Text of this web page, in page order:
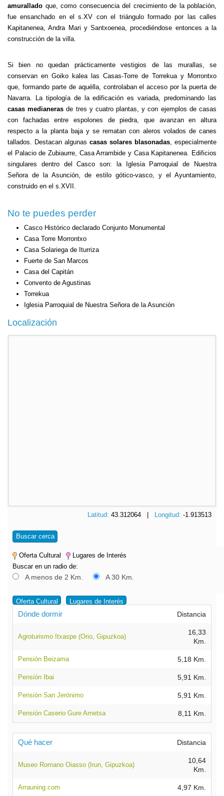
amurallado que, como consecuencia del crecimiento de la población,
fue ensanchado en el s.XV con el triángulo formado por las calles
Kapitanenea, Andra Mari y Santxoenea, procediéndose entonces a la
construcción de la villa.
Si bien no quedan prácticamente vestigios de las murallas, se
conservan en Goiko kalea las Casas-Torre de Torrekua y Morrontxo
que, formando parte de aquélla, controlaban el acceso por la puerta de
Navarra. La tipología de la edificación es variada, predominando las
casas medianeras de tres y cuatro plantas, y con ejemplos de casas
con fachadas entre espolones de piedra, que avanzan en altura
respecto a la planta baja y se rematan con aleros volados de canes
tallados. Destacan algunas casas solares blasonadas, especialmente
el Palacio de Zubiaurre, Casa Arrambide y Casa Kapitanenea. Edificios
singulares dentro del Casco son: la Iglesia Parroquial de Nuestra
Señora de la Asunción, de estilo gótico-vasco, y el Ayuntamiento,
construido en el s.XVII.
No te puedes perder
Casco Histórico declarado Conjunto Monumental
Casa Torre Morrontxo
Casa Solariega de Iturriza
Fuerte de San Marcos
Casa del Capitán
Convento de Agustinas
Torrekua
Iglesia Parroquial de Nuestra Señora de la Asunción
Localización
Latitud: 43.312064 | Longitud: -1.913513
Buscar cerca
Oferta Cultural
Lugares de Interés
Buscar en un radio de:
A menos de 2 Km. A 30 Km.
Oferta Cultural Lugares de Interés
Dónde dormir Distancia
Agroturismo Itxaspe (Orio, Gipuzkoa)
16,33
Km.
Pensión Beizama 5,18 Km.
Pensión Ibai 5,91 Km.
Pensión San Jerónimo 5,91 Km.
Pensión Caserio Gure Ametsa 8,11 Km.
Qué hacer Distancia
Museo Romano Oiasso (Irun, Gipuzkoa)
10,64
Km.
Arrauning.com 4,97 Km.